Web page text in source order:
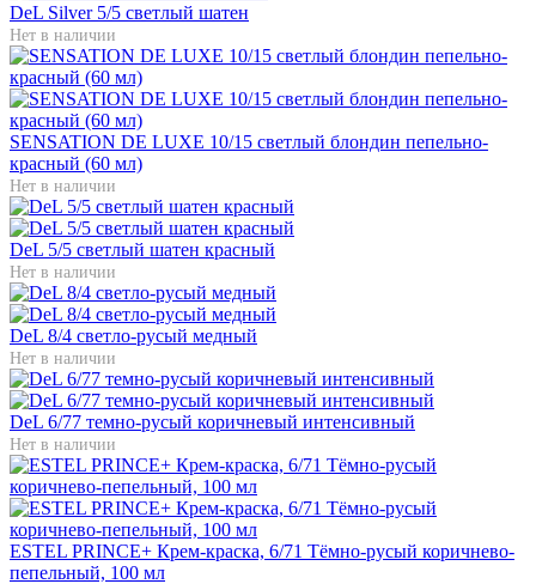
DeL Silver 5/5 светлый шатен
Нет в наличии
SENSATION DE LUXE 10/15 светлый блондин пепельно-
красный (60 мл)
Нет в наличии
DeL 5/5 светлый шатен красный
Нет в наличии
DeL 8/4 светло-русый медный
Нет в наличии
DeL 6/77 темно-русый коричневый интенсивный
Нет в наличии
ESTEL PRINCE+ Крем-краска, 6/71 Тёмно-русый коричнево-
пепельный, 100 мл